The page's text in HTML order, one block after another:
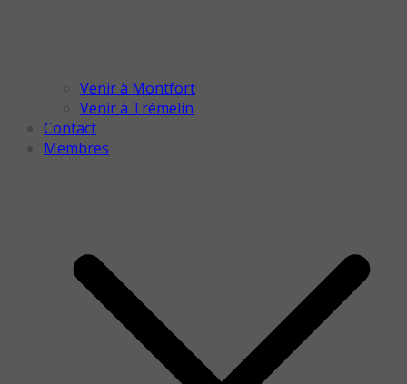
Venir à Montfort
Venir à Trémelin
Contact
Membres